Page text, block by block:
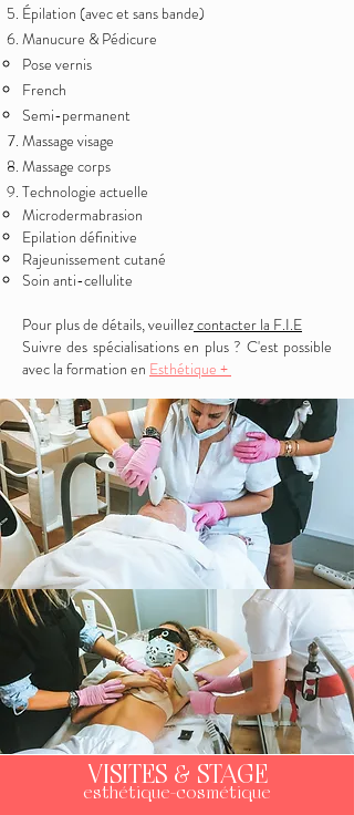
Épilation (avec et sans bande)
Manucure & Pédicure
Pose vernis
French
Semi-permanent
Massage visage
Massage corps
Technologie actuelle
Microdermabrasion
Epilation définitive​
Rajeunissement cutané
Soin anti-cellulite
Pour plus de détails, veuillezcontacter la F.I.E
Suivre des spécialisations en plus ? C'est possible
avec la formation en Esthétique +
VISITES & STAGE
esthétique-cosmétique